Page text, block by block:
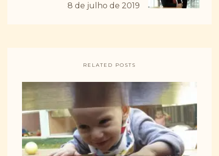
8 de julho de 2019
RELATED POSTS